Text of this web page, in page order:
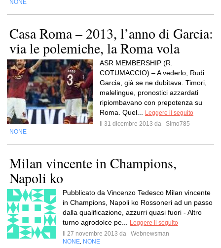
NONE
Casa Roma – 2013, l’anno di Garcia:
via le polemiche, la Roma vola
ASR MEMBERSHIP (R.
COTUMACCIO) – A vederlo, Rudi
Garcia, già se ne dubitava. Timori,
malelingue, pronostici azzardati
ripiombavano con prepotenza su
Roma. Quel...
Leggere il seguito
Il 31 dicembre 2013 da
Simo785
NONE
Milan vincente in Champions,
Napoli ko
Pubblicato da Vincenzo Tedesco Milan vincente
in Champions, Napoli ko Rossoneri ad un passo
dalla qualificazione, azzurri quasi fuori - Altro
turno agrodolce pe...
Leggere il seguito
Il 27 novembre 2013 da
Webnewsman
NONE NONE